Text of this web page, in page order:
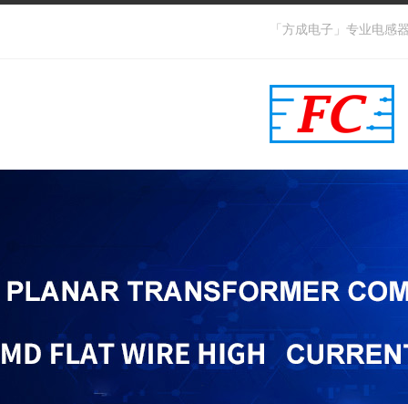
「方成电子」专业电感